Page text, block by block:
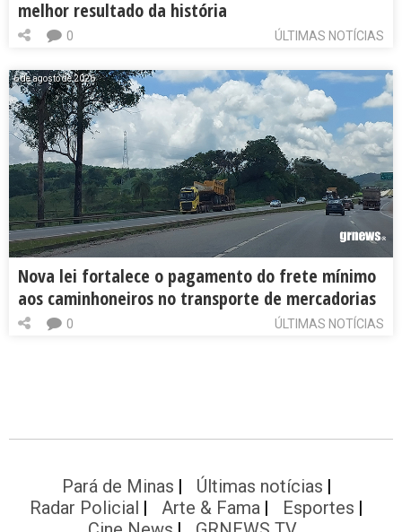
melhor resultado da história
ÚLTIMAS NOTÍCIAS
0
6 de agosto de 2026
Nova lei fortalece o pagamento do frete mínimo
aos caminhoneiros no transporte de mercadorias
ÚLTIMAS NOTÍCIAS
0
Pará de Minas
Últimas notícias
Radar Policial
Arte & Fama
Esportes